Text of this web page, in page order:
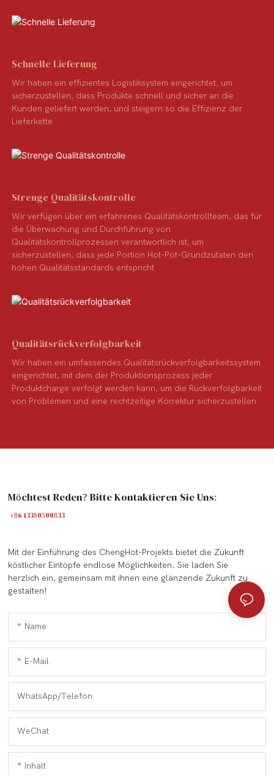
Schnelle Lieferung
Wir haben ein effizientes Logistiksystem eingerichtet, um
sicherzustellen, dass Produkte schnell und sicher an die
Kunden geliefert werden, und steigern so die Effizienz der
Lieferkette
Strenge Qualitätskontrolle
Wir verfügen über ein erfahrenes Qualitätskontrollteam, das für
die Überwachung und Durchführung von
Qualitätskontrollprozessen verantwortlich ist, um
sicherzustellen, dass jede Portion Hot-Pot-Grundzutaten den
hohen Qualitätsstandards entspricht
Qualitätsrückverfolgbarkeit
Wir haben ein umfassendes Qualitätsrückverfolgbarkeitssystem
eingerichtet, mit dem der Produktionsprozess jeder
Produktcharge verfolgt werden kann, um die Rückverfolgbarkeit
von Problemen und eine rechtzeitige Korrektur sicherzustellen
Möchtest Reden? Bitte Kontaktieren Sie Uns:
+86 13380500833
Mit der Einführung des ChengHot-Projekts bietet die Zukunft
köstlicher Eintöpfe endlose Möglichkeiten. Sie laden Sie
herzlich ein, gemeinsam mit ihnen eine glänzende Zukunft zu
gestalten!
Name
E-Mail
WhatsApp/Telefon
WeChat
Inhalt